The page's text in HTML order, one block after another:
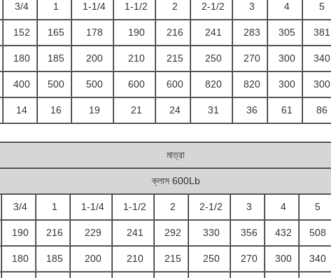
3/4 1 1-1/4 1-1/2 2 2-1/2 3 4 5
152 165 178 190 216 241 283 305 381
180 185 200 210 215 250 270 300 340
400 500 500 600 600 820 820 300 300
14 16 19 21 24 31 36 61 86
মাত্রা
ক্লাস 600Lb
3/4 1 1-1/4 1-1/2 2 2-1/2 3 4 5
190 216 229 241 292 330 356 432 508
180 185 200 210 215 250 270 300 340